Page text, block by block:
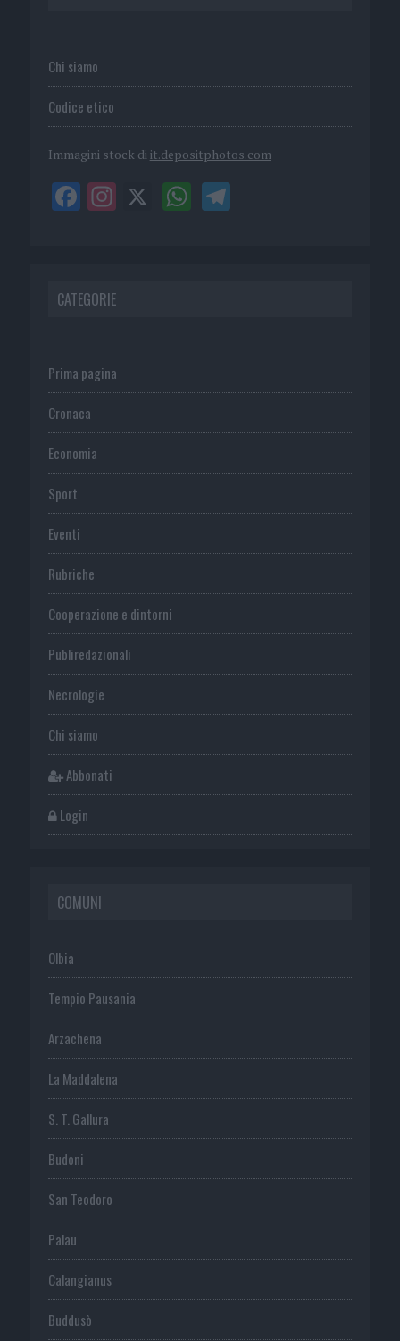
Chi siamo
Codice etico
Immagini stock di it.depositphotos.com
CATEGORIE
Prima pagina
Cronaca
Economia
Sport
Eventi
Rubriche
Cooperazione e dintorni
Publiredazionali
Necrologie
Chi siamo
Abbonati
Login
COMUNI
Olbia
Tempio Pausania
Arzachena
La Maddalena
S. T. Gallura
Budoni
San Teodoro
Palau
Calangianus
Buddusò